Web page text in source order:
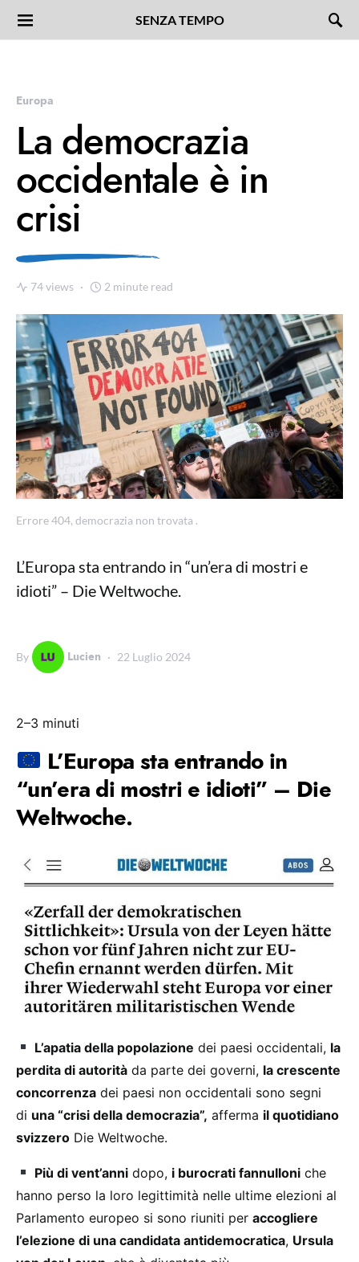
SENZA TEMPO
Europa
La democrazia
occidentale è in
crisi
74 views 2 minute read
Errore 404, democrazia non trovata .
L’Europa sta entrando in “un’era di mostri e
idioti” – Die Weltwoche.
By Lucien 22 Luglio 2024
2–3 minuti
L’Europa sta entrando in
“un’era di mostri e idioti” – Die
Weltwoche.
L’apatia della popolazione dei paesi occidentali, la
perdita di autorità da parte dei governi, la crescente
concorrenza dei paesi non occidentali sono segni
di una “crisi della democrazia”, afferma il quotidiano
svizzero Die Weltwoche.
Più di vent’anni dopo, i burocrati fannulloni che
hanno perso la loro legittimità nelle ultime elezioni al
Parlamento europeo si sono riuniti per accogliere
l’elezione di una candidata antidemocratica, Ursula